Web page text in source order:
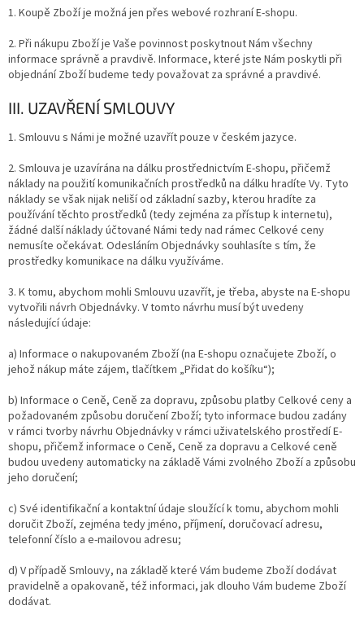
1. Koupě Zboží je možná jen přes webové rozhraní E-shopu.
2. Při nákupu Zboží je Vaše povinnost poskytnout Nám všechny
informace správně a pravdivě. Informace, které jste Nám poskytli při
objednání Zboží budeme tedy považovat za správné a pravdivé.
III. UZAVŘENÍ SMLOUVY
1. Smlouvu s Námi je možné uzavřít pouze v českém jazyce.
2. Smlouva je uzavírána na dálku prostřednictvím E-shopu, přičemž
náklady na použití komunikačních prostředků na dálku hradíte Vy. Tyto
náklady se však nijak neliší od základní sazby, kterou hradíte za
používání těchto prostředků (tedy zejména za přístup k internetu),
žádné další náklady účtované Námi tedy nad rámec Celkové ceny
nemusíte očekávat. Odesláním Objednávky souhlasíte s tím, že
prostředky komunikace na dálku využíváme.
3. K tomu, abychom mohli Smlouvu uzavřít, je třeba, abyste na E-shopu
vytvořili návrh Objednávky. V tomto návrhu musí být uvedeny
následující údaje:
a) Informace o nakupovaném Zboží (na E-shopu označujete Zboží, o
jehož nákup máte zájem, tlačítkem „Přidat do košíku“);
b) Informace o Ceně, Ceně za dopravu, způsobu platby Celkové ceny a
požadovaném způsobu doručení Zboží; tyto informace budou zadány
v rámci tvorby návrhu Objednávky v rámci uživatelského prostředí E-
shopu, přičemž informace o Ceně, Ceně za dopravu a Celkové ceně
budou uvedeny automaticky na základě Vámi zvolného Zboží a způsobu
jeho doručení;
c) Své identifikační a kontaktní údaje sloužící k tomu, abychom mohli
doručit Zboží, zejména tedy jméno, příjmení, doručovací adresu,
telefonní číslo a e-mailovou adresu;
d) V případě Smlouvy, na základě které Vám budeme Zboží dodávat
pravidelně a opakovaně, též informaci, jak dlouho Vám budeme Zboží
dodávat.